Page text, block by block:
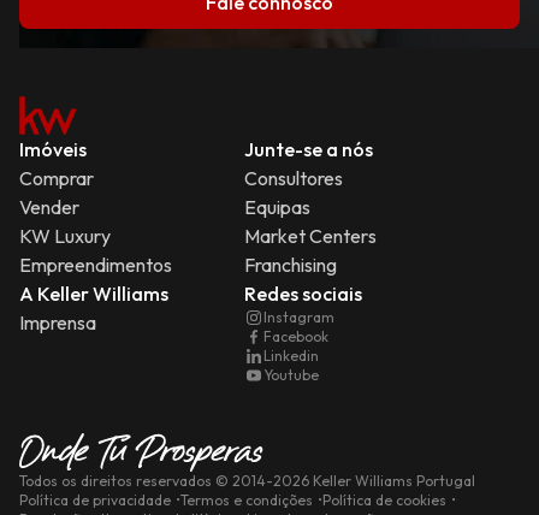
Imóveis
Comprar
Vender
KW Luxury
Empreendimentos
Junte-se a nós
Consultores
Equipas
Market Centers
Franchising
A Keller Williams
Imprensa
Redes sociais
Instagram
Facebook
Linkedin
Youtube
Todos os direitos reservados © 2014-2026 Keller Williams Portugal
Política de privacidade Termos e condições
Política de cookies